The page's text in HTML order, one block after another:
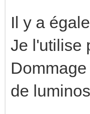
Il y a
Je l'utilise
de